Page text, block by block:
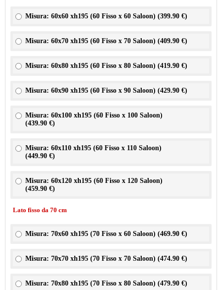
Misura: 60x60 xh195 (60 Fisso x 60 Saloon) (399.90 €)
Misura: 60x70 xh195 (60 Fisso x 70 Saloon) (409.90 €)
Misura: 60x80 xh195 (60 Fisso x 80 Saloon) (419.90 €)
Misura: 60x90 xh195 (60 Fisso x 90 Saloon) (429.90 €)
Misura: 60x100 xh195 (60 Fisso x 100 Saloon)
(439.90 €)
Misura: 60x110 xh195 (60 Fisso x 110 Saloon)
(449.90 €)
Misura: 60x120 xh195 (60 Fisso x 120 Saloon)
(459.90 €)
Lato fisso da 70 cm
Misura: 70x60 xh195 (70 Fisso x 60 Saloon) (469.90 €)
Misura: 70x70 xh195 (70 Fisso x 70 Saloon) (474.90 €)
Misura: 70x80 xh195 (70 Fisso x 80 Saloon) (479.90 €)